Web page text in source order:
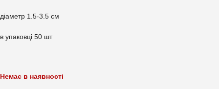
діаметр 1.5-3.5 см
в упаковці 50 шт
Немає в наявності